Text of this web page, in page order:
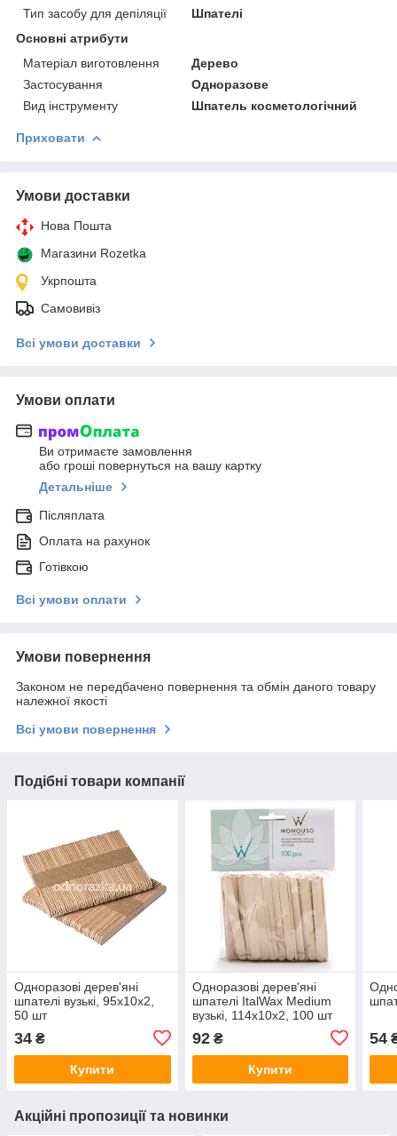
Тип засобу для депіляції
Шпателі
Основні атрибути
Матеріал виготовлення
Дерево
Застосування
Одноразове
Вид інструменту
Шпатель косметологічний
Приховати
Умови доставки
Нова Пошта
Магазини Rozetka
Укрпошта
Самовивіз
Всі умови доставки
Умови оплати
Ви отримаєте замовлення
або гроші повернуться на вашу картку
Детальніше
Післяплата
Оплата на рахунок
Готівкою
Всі умови оплати
Умови повернення
Законом не передбачено повернення та обмін даного товару
належної якості
Всі умови повернення
Подібні товари компанії
Одноразові дерев'яні
шпателі вузькі, 95х10х2,
50 шт
34 ₴
Купити
Одноразові дерев'яні
шпателі ItalWax Medium
вузькі, 114х10х2, 100 шт
92₴
Купити
54
Акційні пропозиції та новинки